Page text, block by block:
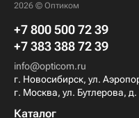
2026 © Оптиком
+7 800 500 72 39
+7 383 388 72 39
info@opticom.ru
г. Новосибирск, ул.
г. Москва, ул. Бутлерова,
Каталог